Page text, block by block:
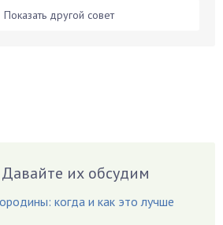
Показать другой совет
их обсудим
когда и как это лучше